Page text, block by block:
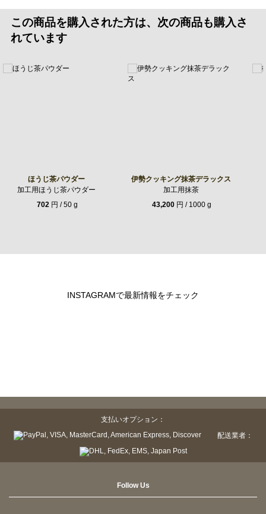
この商品を購入された方は、次の商品も購入さ
れています
ほうじ茶パウダー
加工用ほうじ茶パウダー
702 円 / 50 g
伊勢クッキング抹茶デラックス
加工用抹茶
43,200 円 / 1000 g
INSTAGRAMで最新情報をチェック
支払いオプション：
配送業者：
Follow Us